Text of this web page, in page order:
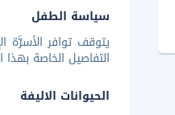
سياسة الطفل
يتوقف توافر الأسرَّة
التفاصيل الخاصة بهذا
الحيوانات الاليفة